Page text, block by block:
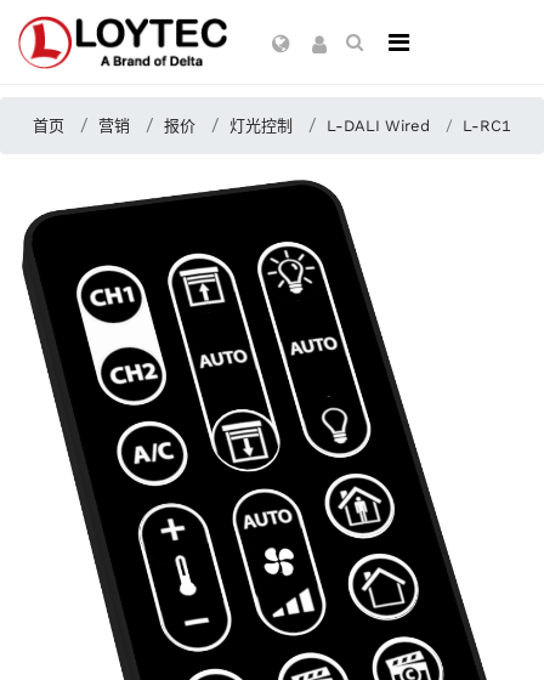
首页 营销 报价 灯光控制 L-DALI Wired L-RC1